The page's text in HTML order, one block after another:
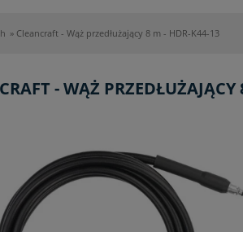
» Cleancraft - Wąż przedłużający 8 m - HDR-K44-13
- WĄŻ